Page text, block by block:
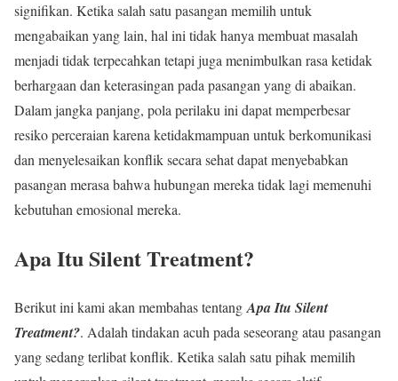
signifikan. Ketika salah satu pasangan memilih untuk
mengabaikan yang lain, hal ini tidak hanya membuat masalah
menjadi tidak terpecahkan tetapi juga menimbulkan rasa ketidak
berhargaan dan keterasingan pada pasangan yang di abaikan.
Dalam jangka panjang, pola perilaku ini dapat memperbesar
resiko perceraian karena ketidakmampuan untuk berkomunikasi
dan menyelesaikan konflik secara sehat dapat menyebabkan
pasangan merasa bahwa hubungan mereka tidak lagi memenuhi
kebutuhan emosional mereka.
Apa Itu Silent Treatment?
Berikut ini kami akan membahas tentang Apa Itu Silent
Treatment?. Adalah tindakan acuh pada seseorang atau pasangan
yang sedang terlibat konflik. Ketika salah satu pihak memilih